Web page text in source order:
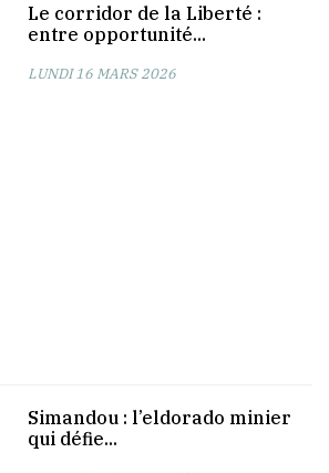
Le corridor de la Liberté :
entre opportunité...
LUNDI 16 MARS 2026
Simandou : l’eldorado minier
qui défie...